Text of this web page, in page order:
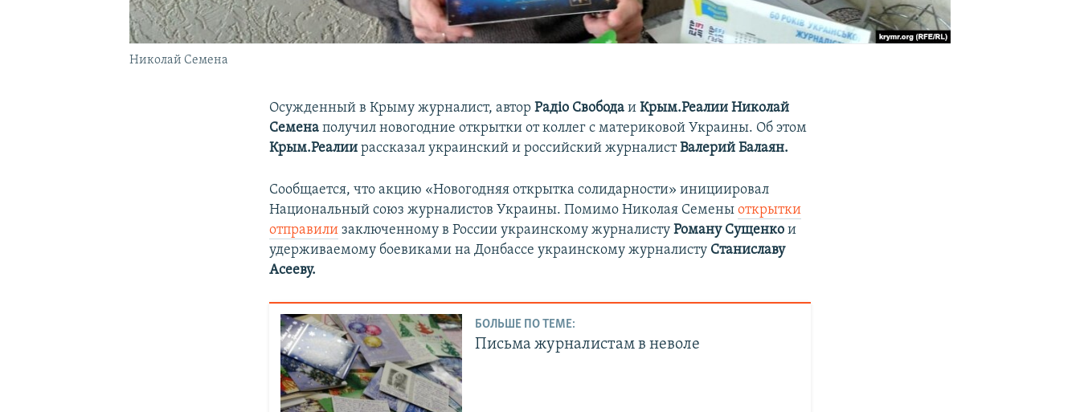
Николай Семена
Осужденный в Крыму журналист, авторРадіо Свобода иКрым.Реалии Николай
Семенаполучил новогодние открытки от коллег с материковой Украины. Об этом
Крым.Реалиирассказал украинский и российский журналистВалерий Балаян.
Сообщается, что акцию «Новогодняя открытка солидарности» инициировал
Национальный союз журналистов Украины. Помимо Николая Семеныоткрытки
отправили заключенному в России украинскому журналистуРоману Сущенкои
удерживаемому боевиками на Донбассе украинскому журналисту Станиславу
Асееву.
БОЛЬШЕ ПО ТЕМЕ:
Письма журналистам в неволе